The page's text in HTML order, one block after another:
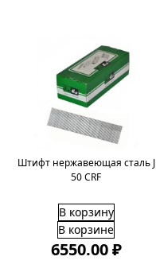
Штифт нержавеющая сталь J
50 CRF
В корзину
В корзине
6550.00 ₽